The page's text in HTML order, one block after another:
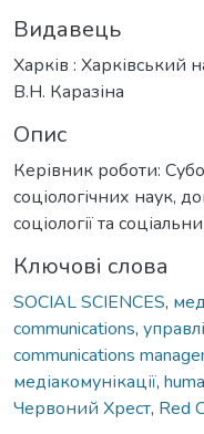
Видавець
Харків : Харківський
В.Н. Каразіна
Опис
Керівник роботи:
соціологічних наук,
соціології та
Ключові слова
SOCIAL SCIENCES,
communications,
communications
медіакомунікації,
Червоний Хрест, Red